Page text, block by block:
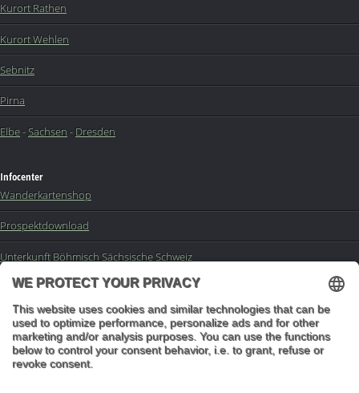
Kurort Rathen
Kurort Wehlen
Sebnitz
Pirna
Elbe-Sachsen - Dresden
Infocenter
Wanderkartenshop
Prospektdownload
Unterkunft Böhmisch Sächsische Schweiz
Veranstaltungskalender
Kontakt
Impressum